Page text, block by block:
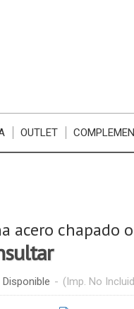
OUTLET
acero chapado
- (Imp. No